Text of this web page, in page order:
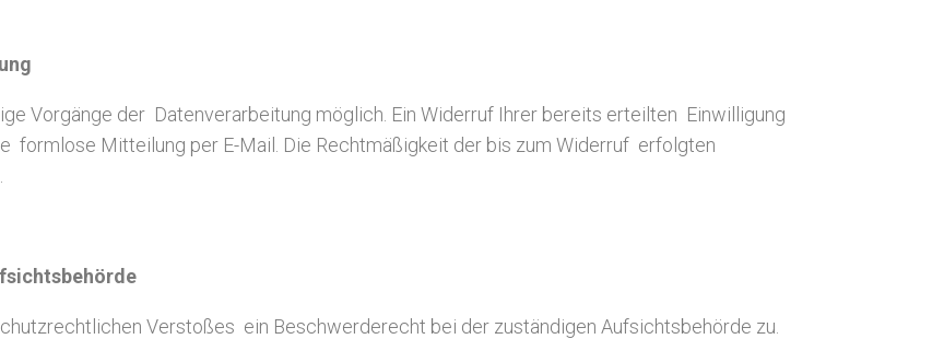
Vorgänge der Datenverarbeitung möglich. Ein Widerruf Ihrer bereits erteilten Einwilligung
formlose Mitteilung per E-Mail. Die Rechtmäßigkeit der bis zum Widerruf erfolgten
Verstoßes ein Beschwerderecht bei der zuständigen Aufsichtsbehörde zu.